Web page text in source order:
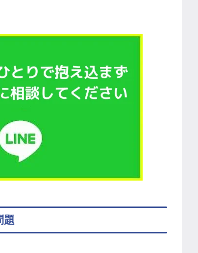
題